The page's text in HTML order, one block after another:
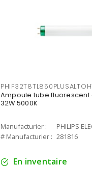
Ampoule tube fluorescent
32W 5000K
Manufacturier :
PHILIPS
# Manufacturier : 281816
En inventaire